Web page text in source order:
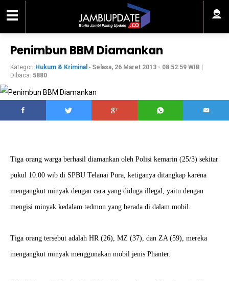
Penimbun BBM Diamankan
Kategori Hukum & Kriminal - Selasa, 26 Maret 2013 - 08:52:59 WIB
Dibaca: 5880
Tiga orang warga berhasil diamankan oleh Polisi kemarin (25/3) sekitar
pukul 10.00 wib di SPBU Telanai Pura, ketiganya ditangkap karena
mengangkut minyak dengan cara yang diduga illegal, yaitu dengan
mengisi minyak kedalam tedmon yang berada di dalam mobil.
Tiga orang tersebut adalah HR (26), MZ (37), dan ZA (59), mereka
mengangkut minyak menggunakan mobil jenis Phanter.